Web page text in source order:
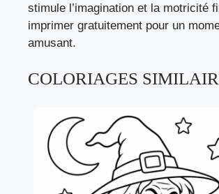
stimule l’imagination et la motricité
imprimer gratuitement pour un
amusant.
COLORIAGES